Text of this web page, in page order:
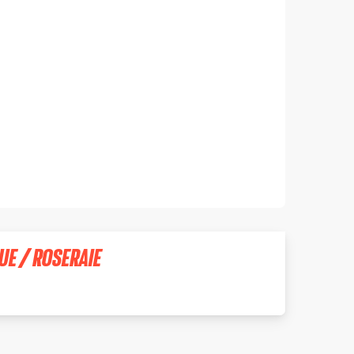
/ ROSERAIE